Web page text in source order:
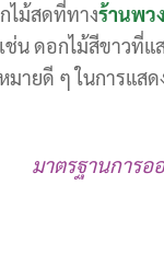
ไม้สดที่ทางร้านพว
ดอกไม้สีขาวที่แ
ายดี ๆ ในการแสด
มาตรฐานการ